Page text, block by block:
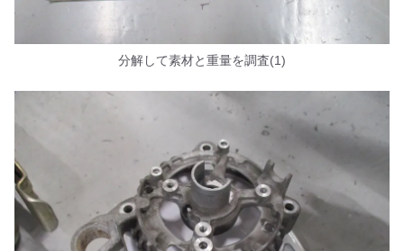
分解して素材と重量を調査(1)